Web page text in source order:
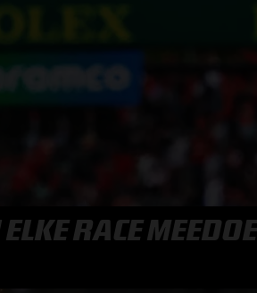
RACE